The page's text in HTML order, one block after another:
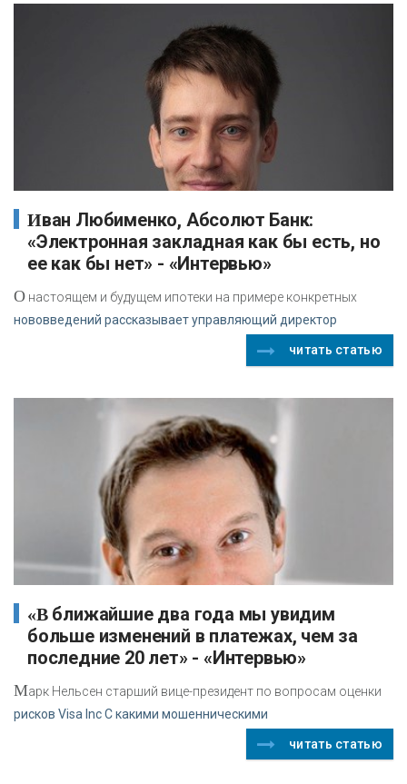
Иван Любименко, Абсолют Банк:
«Электронная закладная как бы есть, но
ее как бы нет» - «Интервью»
О настоящем и будущем ипотеки на примере конкретных
нововведений рассказывает управляющий директор
читать статью
«В ближайшие два года мы увидим
больше изменений в платежах, чем за
последние 20 лет» - «Интервью»
Марк Нельсен старший вице-президент по вопросам оценки
рисков Visa Inc С какими мошенническими
читать статью